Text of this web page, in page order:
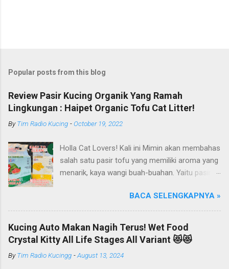
Popular posts from this blog
Review Pasir Kucing Organik Yang Ramah
Lingkungan : Haipet Organic Tofu Cat Litter!
ByTim Radio Kucing -October 19, 2022
Holla Cat Lovers! Kali ini Mimin akan membahas
salah satu pasir tofu yang memiliki aroma yang
menarik, kaya wangi buah-buahan. Yaitu pasir
Haipet merupakan salah satu merk produk
kucing yang diproduksi oleh PT. Arthacat Tirta
Surya, Indonesia. Perusahaan ini bergerak di
bidang produk perlengkapan kucing, seperti Cat
Tree Furniture, Cat Accessories, Cat Food, Cat
Litter, Cat Sandbox/Cat Litter, dan lain-lain.
BACA SELENGKAPNYA »
Kucing Auto Makan Nagih Terus! Wet Food
Crystal Kitty All Life Stages All Variant 😻😻
ByTim Radio Kucingg -August 13, 2024